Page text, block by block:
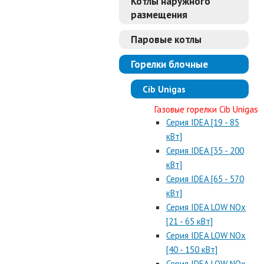
размещения
Паровые котлы
Горелки блочные
Cib Unigas
Газовые горелки Cib Unigas
Серия IDEA [19 - 85
кВт]
Серия IDEA [35 - 200
кВт]
Серия IDEA [65 - 570
кВт]
Серия IDEA LOW NOx
[21 - 65 кВт]
Серия IDEA LOW NOx
[40 - 150 кВт]